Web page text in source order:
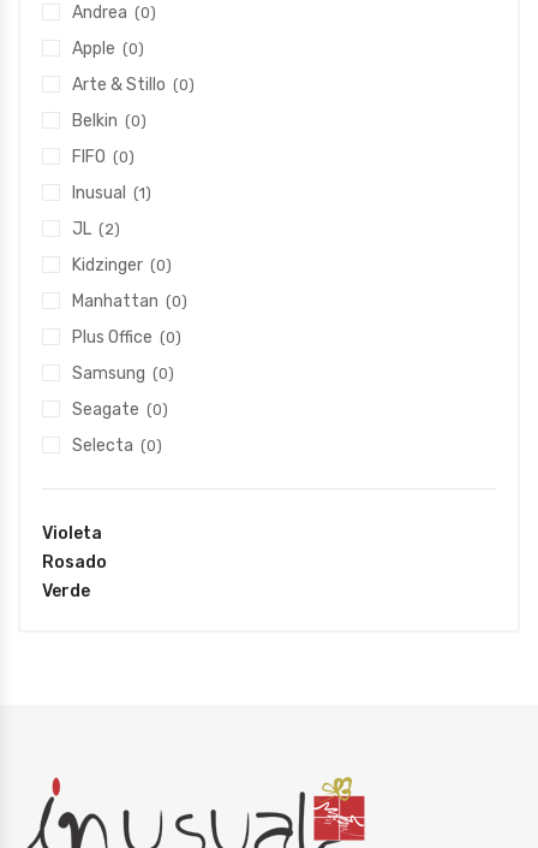
Andrea (0)
Apple (0)
Arte & Stillo (0)
Belkin (0)
FIFO (0)
Inusual (1)
JL (2)
Kidzinger (0)
Manhattan (0)
Plus Office (0)
Samsung (0)
Seagate (0)
Selecta (0)
Violeta
Rosado
Verde